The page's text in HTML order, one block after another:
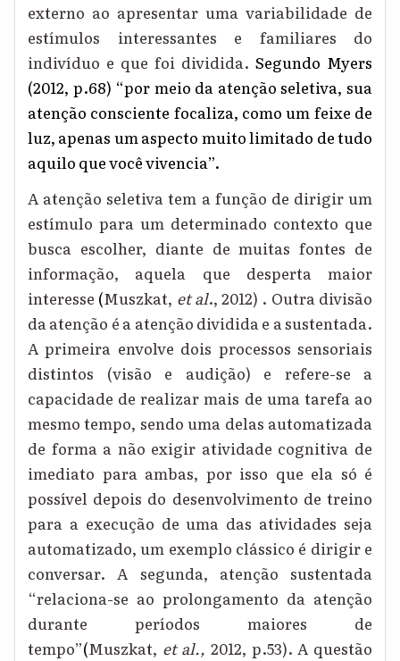
externo ao apresentar uma variabilidade de
estímulos interessantes e familiares do
indivíduo e que foi dividida. Segundo Myers
(2012, p.68) “por meio da atenção seletiva, sua
atenção consciente focaliza, como um feixe de
luz, apenas um aspecto muito limitado de tudo
aquilo que você vivencia”.
A atenção seletiva tem a função de dirigir um
estímulo para um determinado contexto que
busca escolher, diante de muitas fontes de
informação, aquela que desperta maior
interesse (Muszkat, et al., 2012) . Outra divisão
da atenção é a atenção dividida e a sustentada.
A primeira envolve dois processos sensoriais
distintos (visão e audição) e refere-se a
capacidade de realizar mais de uma tarefa ao
mesmo tempo, sendo uma delas automatizada
de forma a não exigir atividade cognitiva de
imediato para ambas, por isso que ela só é
possível depois do desenvolvimento de treino
para a execução de uma das atividades seja
automatizado, um exemplo clássico é dirigir e
conversar. A segunda, atenção sustentada
“relaciona-se ao prolongamento da atenção
durante períodos maiores de
tempo”(Muszkat, et al., 2012, p.53). A questão